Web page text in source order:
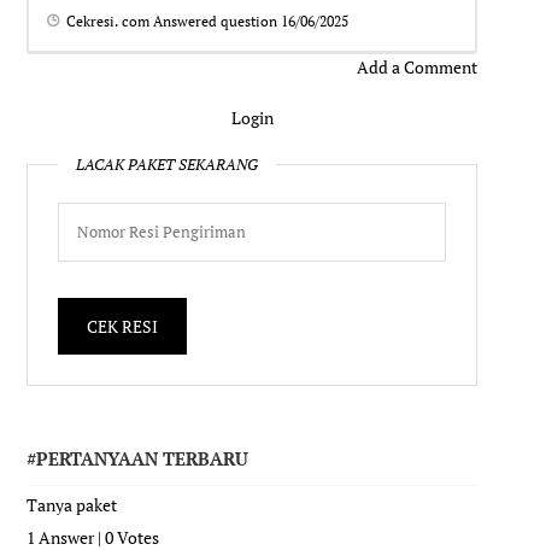
Cekresi. com Answered question 16/06/2025
Add a Comment
Login
LACAK PAKET SEKARANG
#PERTANYAAN TERBARU
Tanya paket
1 Answer|0 Votes